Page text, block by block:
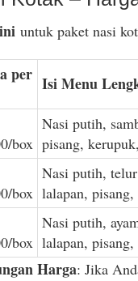
untuk paket nasi
per Isi Menu
box
Nasi putih,
pisang,
box
Nasi putih,
lalapan,
box
Nasi putih,
lalapan,
Harga: Jika